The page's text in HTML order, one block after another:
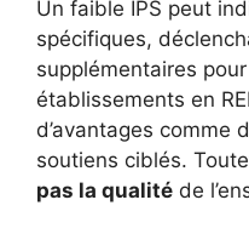
Un faible IPS peut
spécifiques,
supplémentaires
établissements en
d’avantages comme
soutiens ciblés.
pas la qualité de